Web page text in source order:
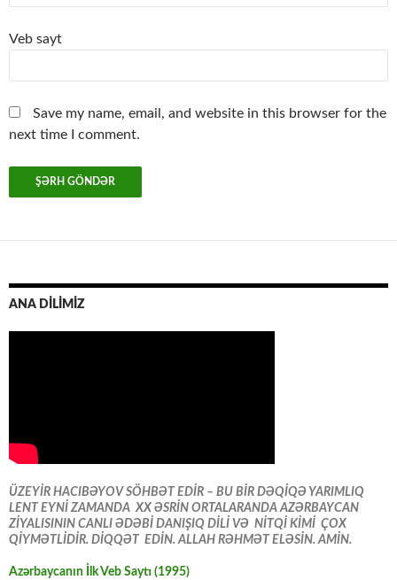
Veb sayt
Save my name, email, and website in this browser for the
next time I comment.
ANA DİLİMİZ
ÜZEYİR HACIBƏYOV SÖHBƏT EDİR – BU BİR DƏQİQƏ YARIMLIQ
LENT EYNİ ZAMANDA XX ƏSRİN ORTALARANDA AZƏRBAYCAN
ZİYALISININ CANLI ƏDƏBİ DANIŞIQ DİLİ VƏ NİTQİ KİMİ ÇOX
QİYMƏTLİDİR. DİQQƏT EDİN. ALLAH RƏHMƏT ELƏSİN. AMİN.
Azərbaycanın İlk Veb Saytı (1995)